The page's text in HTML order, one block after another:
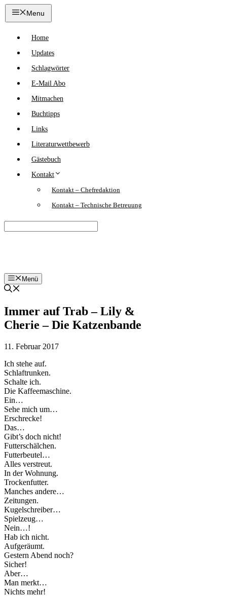
Zum
Inhalt
Menu
Home
Updates
Schlagwörter
E-Mail Abo
Mitmachen
Buchtipps
Links
Literaturwettbewerb
Gästebuch
Kontakt
Kontakt – Chefredaktion
Kontakt – Technische Betreuung
Menü
Immer auf Trab – Lily &
Cherie – Die Katzenbande
11. Februar 2017
Ich stehe auf.
Schlaftrunken.
Schalte ich.
Die Kaffeemaschine.
Ein…
Sehe mich um…
Erschrecke!
Das…
Gibt’s doch nicht!
Futterschälchen.
Futterbeutel…
Alles verstreut.
In der Wohnung.
Trockenfutter.
Manches andere…
Zeitungen.
Kugelschreiber…
Spielzeug…
Nein…!
Hab ich nicht.
Aufgeräumt.
Gestern Abend noch?
Sicher!
Aber…
Man merkt…
Nichts mehr!